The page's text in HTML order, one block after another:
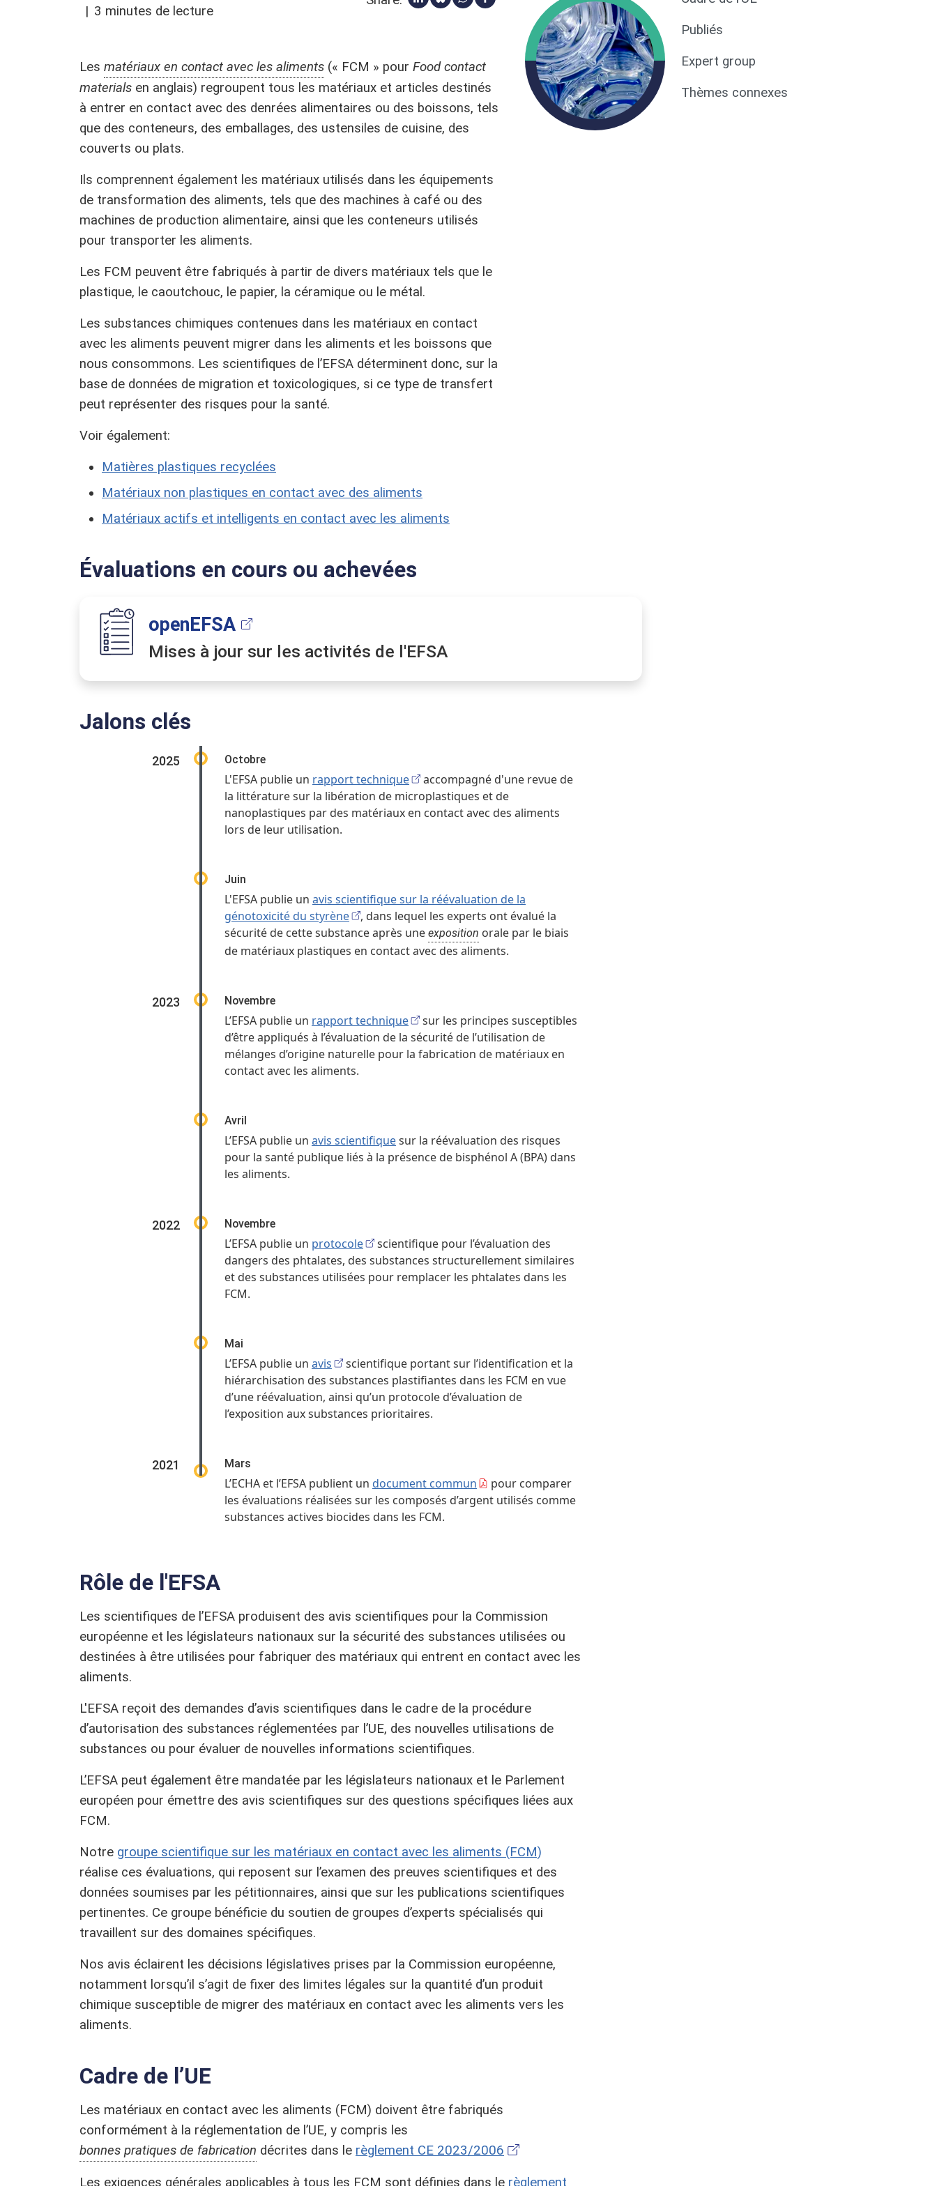
3 minutes de lecture
Partager via Linkedin
Share via Bluesky
Share via Whatsapp
Partager via Facebook
Les matériaux en contact avec les aliments (« FCM » pour Food contact
materials en anglais) regroupent tous les matériaux et articles destinés
à entrer en contact avec des denrées alimentaires ou des boissons, tels
que des conteneurs, des emballages, des ustensiles de cuisine, des
couverts ou plats.
Ils comprennent également les matériaux utilisés dans les équipements
de transformation des aliments, tels que des machines à café ou des
machines de production alimentaire, ainsi que les conteneurs utilisés
pour transporter les aliments.
Les FCM peuvent être fabriqués à partir de divers matériaux tels que le
plastique, le caoutchouc, le papier, la céramique ou le métal.
Les substances chimiques contenues dans les matériaux en contact
avec les aliments peuvent migrer dans les aliments et les boissons que
nous consommons. Les scientifiques de l’EFSA déterminent donc, sur la
base de données de migration et toxicologiques, si ce type de transfert
peut représenter des risques pour la santé.
Voir également:
Matières plastiques recyclées
Matériaux non plastiques en contact avec des aliments
Matériaux actifs et intelligents en contact avec les aliments
Évaluations en cours ou achevées
openEFSA
Mises à jour sur les activités de l'EFSA
Jalons clés
2025 Octobre
L'EFSA publie un rapport technique
accompagné d'une revue de
la littérature sur la libération de microplastiques et de
nanoplastiques par des matériaux en contact avec des aliments
lors de leur utilisation.
Juin
L'EFSA publie un avis scientifique sur la réévaluation de la
génotoxicité du styrène
, dans lequel les experts ont évalué la
sécurité de cette substance après une exposition orale par le biais
de matériaux plastiques en contact avec des aliments.
2023 Novembre
L’EFSA publie un rapport technique
sur les principes susceptibles
d’être appliqués à l’évaluation de la sécurité de l’utilisation de
mélanges d’origine naturelle pour la fabrication de matériaux en
contact avec les aliments.
Avril
L’EFSA publie un avis scientifiquesur la réévaluation des risques
pour la santé publique liés à la présence de bisphénol A (BPA) dans
les aliments.
2022 Novembre
L’EFSA publie un protocole
scientifique pour l’évaluation des
dangers des phtalates, des substances structurellement similaires
et des substances utilisées pour remplacer les phtalates dans les
FCM.
Mai
L’EFSA publie un avis
scientifique portant sur l’identification et la
hiérarchisation des substances plastifiantes dans les FCM en vue
d’une réévaluation, ainsi qu’un protocole d’évaluation de
l’exposition aux substances prioritaires.
2021 Mars
L’ECHA et l’EFSA publient un document commun
pour comparer
les évaluations réalisées sur les composés d’argent utilisés comme
substances actives biocides dans les FCM.
Rôle de l'EFSA
Les scientifiques de l’EFSA produisent des avis scientifiques pour la Commission
européenne et les législateurs nationaux sur la sécurité des substances utilisées ou
destinées à être utilisées pour fabriquer des matériaux qui entrent en contact avec les
aliments.
L'EFSA reçoit des demandes d’avis scientifiques dans le cadre de la procédure
d’autorisation des substances réglementées par l’UE, des nouvelles utilisations de
substances ou pour évaluer de nouvelles informations scientifiques.
L’EFSA peut également être mandatée par les législateurs nationaux et le Parlement
européen pour émettre des avis scientifiques sur des questions spécifiques liées aux
FCM.
Notre groupe scientifique sur les matériaux en contact avec les aliments (FCM)
réalise ces évaluations, qui reposent sur l’examen des preuves scientifiques et des
données soumises par les pétitionnaires, ainsi que sur les publications scientifiques
pertinentes. Ce groupe bénéficie du soutien de groupes d’experts spécialisés qui
travaillent sur des domaines spécifiques.
Nos avis éclairent les décisions législatives prises par la Commission européenne,
notamment lorsqu’il s’agit de fixer des limites légales sur la quantité d’un produit
chimique susceptible de migrer des matériaux en contact avec les aliments vers les
aliments.
Cadre de l’UE
Les matériaux en contact avec les aliments (FCM) doivent être fabriqués
conformément à la réglementation de l’UE, y compris les
bonnes pratiques de fabrication décrites dans le règlement CE 2023/2006
Les exigences générales applicables à tous les FCM sont définies dans le règlement
Publiés
Expert group
Thèmes connexes